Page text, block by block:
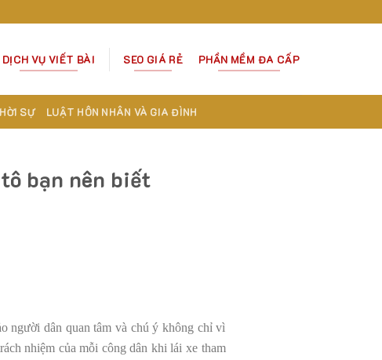
DỊCH VỤ VIẾT BÀI SEO GIÁ RẺ PHẦN MỀM ĐA CẤP
SỰ LUẬT HÔN NHÂN VÀ GIA ĐÌNH
bạn nên biết
người dân quan tâm và chú ý không chỉ vì
nhiệm của mỗi công dân khi lái xe tham